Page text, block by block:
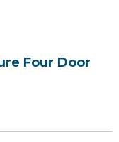
Four Door